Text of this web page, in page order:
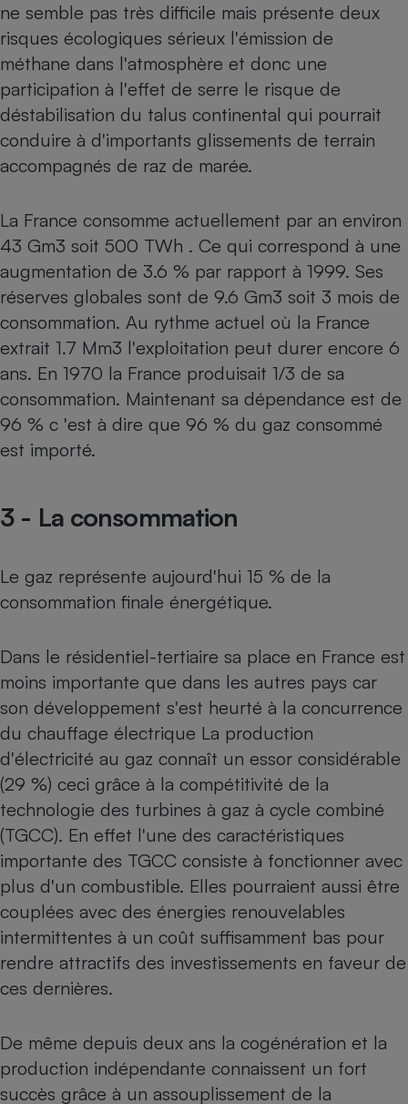
ne semble pas très difficile mais présente deux
risques écologiques sérieux l'émission de
méthane dans l'atmosphère et donc une
participation à l'effet de serre le risque de
déstabilisation du talus continental qui pourrait
conduire à d'importants glissements de terrain
accompagnés de raz de marée.
La France consomme actuellement par an environ
43 Gm3 soit 500 TWh . Ce qui correspond à une
augmentation de 3.6 % par rapport à 1999. Ses
réserves globales sont de 9.6 Gm3 soit 3 mois de
consommation. Au rythme actuel où la France
extrait 1.7 Mm3 l'exploitation peut durer encore 6
ans. En 1970 la France produisait 1/3 de sa
consommation. Maintenant sa dépendance est de
96 % c 'est à dire que 96 % du gaz consommé
est importé.
3 - La consommation
Le gaz représente aujourd'hui 15 % de la
consommation finale énergétique.
Dans le résidentiel-tertiaire sa place en France est
moins importante que dans les autres pays car
son développement s'est heurté à la concurrence
du chauffage électrique La production
d'électricité au gaz connaît un essor considérable
(29 %) ceci grâce à la compétitivité de la
technologie des turbines à gaz à cycle combiné
(TGCC). En effet l'une des caractéristiques
importante des TGCC consiste à fonctionner avec
plus d'un combustible. Elles pourraient aussi être
couplées avec des énergies renouvelables
intermittentes à un coût suffisamment bas pour
rendre attractifs des investissements en faveur de
ces dernières.
De même depuis deux ans la cogénération et la
production indépendante connaissent un fort
succès grâce à un assouplissement de la
Robot ménager